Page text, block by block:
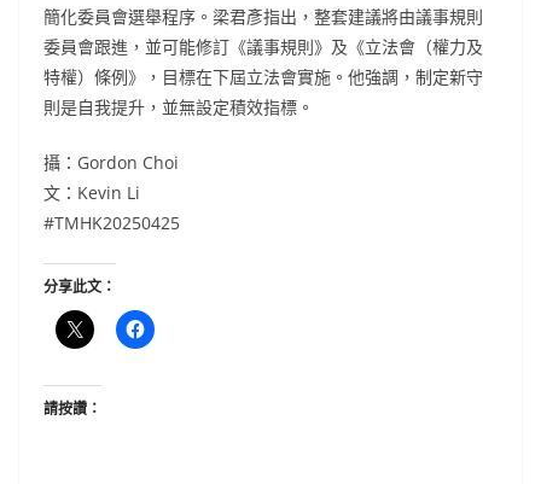
簡化委員會選舉程序。梁君彥指出，整套建議將由議事規則
委員會跟進，並可能修訂《議事規則》及《立法會（權力及
特權）條例》，目標在下屆立法會實施。他強調，制定新守
則是自我提升，並無設定積效指標。
攝：Gordon Choi
文：Kevin Li
#TMHK20250425
分享此文：
請按讚：